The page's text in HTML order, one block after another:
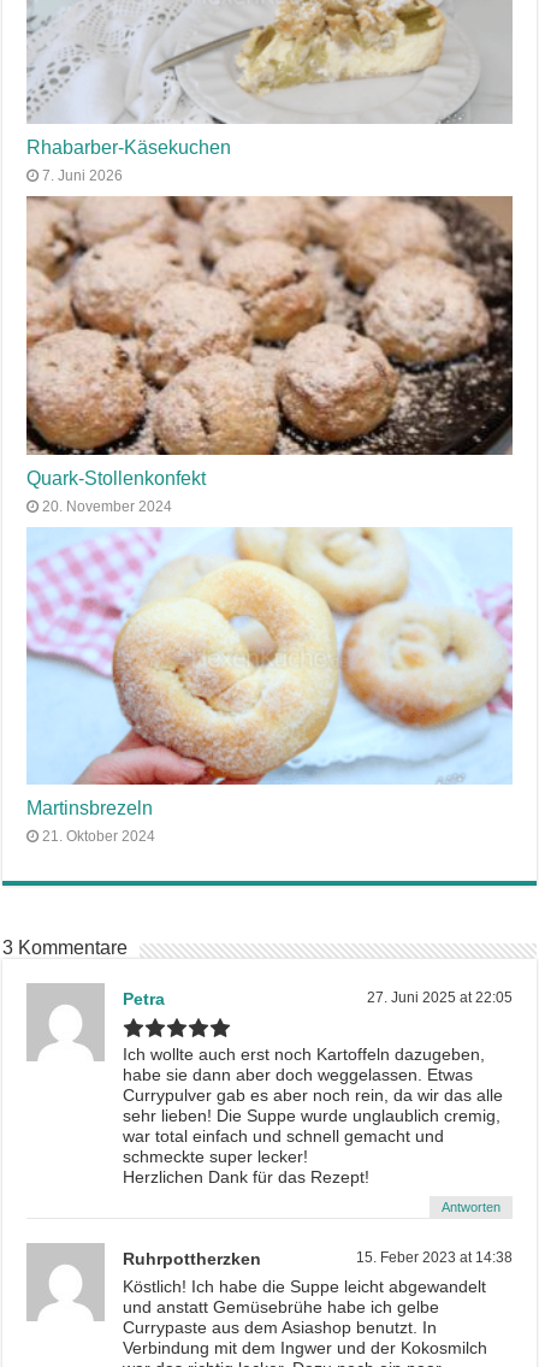
Rhabarber-Käsekuchen
7. Juni 2026
Quark-Stollenkonfekt
20. November 2024
Martinsbrezeln
21. Oktober 2024
3 Kommentare
Petra 27. Juni 2025 at 22:05
Ich wollte auch erst noch Kartoffeln dazugeben,
habe sie dann aber doch weggelassen. Etwas
Currypulver gab es aber noch rein, da wir das alle
sehr lieben! Die Suppe wurde unglaublich cremig,
war total einfach und schnell gemacht und
schmeckte super lecker!
Herzlichen Dank für das Rezept!
Antworten
Ruhrpottherzken 15. Feber 2023 at 14:38
Köstlich! Ich habe die Suppe leicht abgewandelt
und anstatt Gemüsebrühe habe ich gelbe
Currypaste aus dem Asiashop benutzt. In
Verbindung mit dem Ingwer und der Kokosmilch